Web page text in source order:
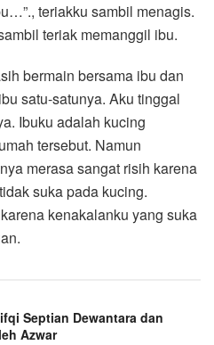
teriakku sambil menagis.
teriak memanggil ibu.
bermain bersama ibu dan
satu-satunya. Aku tinggal
Ibuku adalah kucing
tersebut. Namun
merasa sangat risih karena
suka pada kucing.
kenakalanku yang suka
Septian Dewantara dan
Azwar